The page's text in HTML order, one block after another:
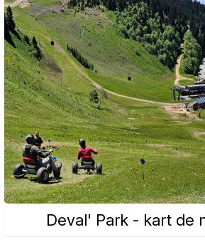
Deval' Park - kart de